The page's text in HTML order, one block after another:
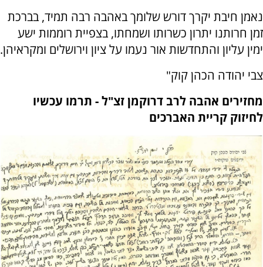
נאמן חיבת יקרך דורש שלומך באהבה רבה תמיד, בברכת
זמן חרותנו יתרון כשרותו ושמחתו, בצפיית רוממות ישע
ימין עליון והתחדשות אור נעמו על ציון וירושלים ומקראיהן.
צבי יהודה הכהן קוק"
מחזירים אהבה לרב דרוקמן זצ"ל - תרמו עכשיו
לחיזוק קריית האברכים